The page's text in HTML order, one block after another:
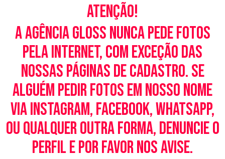
Atenção!
A Agência Gloss nunca pede fotos
pela Internet, com exceção das
nossas páginas de cadastro. Se
alguém pedir fotos em nosso nome
via Instagram, Facebook, WhatsApp,
ou qualquer outra forma, denuncie o
perfil e por favor nos avise.